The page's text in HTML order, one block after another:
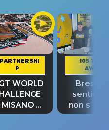
P
WORLD
MISANO si
105 TAKE
AWAY
Bresh:
non si
fino alla